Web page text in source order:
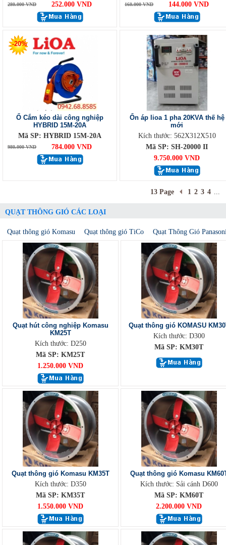
280.000 VND 252.000 VND 160.000 VND 144.000 VND
-20%
Ổ Cắm kéo dài công nghiệp
HYBRID 15M-20A
Mã SP: HYBRID 15M-20A
980.000 VND 784.000 VND
Ổn áp lioa 1 pha 20KVA thế hệ
mới
Kích thước: 562X312X510
Mã SP: SH-20000 II
9.750.000 VND
13 Page 1 2 3 4 ...
QUẠT THÔNG GIÓ CÁC LOẠI
Quạt thông gió Komasu Quạt thông gió TiCo Quạt Thông Gió
Quạt hút công nghiệp Komasu
KM25T
Kích thước: D250
Mã SP: KM25T
1.250.000 VND
Quạt thông gió KOMASU
Kích thước: D300
Mã SP: KM30T
Quạt thông gió Komasu KM35T
Kích thước: D350
Mã SP: KM35T
1.550.000 VND
Quạt thông gió Komasu
Kích thước: Sải cánh D600
Mã SP: KM60T
2.200.000 VND